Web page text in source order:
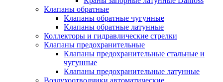
Клапаны обратные
Клапаны обратные чугунные
Клапаны обратные латунные
Коллекторы и гидравлические стрелки
Клапаны предохранительные
Клапаны предохранительные стальные и
чугунные
Клапаны предохранительные латунные
Воздухоотводчики автоматические